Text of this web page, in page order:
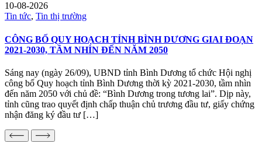
10-08-2026
Tin tức, Tin thị trường
CÔNG BỐ QUY HOẠCH TỈNH BÌNH DƯƠNG GIAI ĐOẠN
2021-2030, TẦM NHÌN ĐẾN NĂM 2050
Sáng nay (ngày 26/09), UBND tỉnh Bình Dương tổ chức Hội nghị
công bố Quy hoạch tỉnh Bình Dương thời kỳ 2021-2030, tầm nhìn
đến năm 2050 với chủ đề: “Bình Dương trong tương lai”. Dịp này,
tỉnh cũng trao quyết định chấp thuận chủ trương đầu tư, giấy chứng
nhận đăng ký đầu tư […]